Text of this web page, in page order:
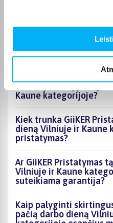
produktai šiuo metu
Kiek prekių yra GiiKER
darbo dieną Vilniuje ir
asortimente ir kokia
Pristatymas tą pačią
Kaune kategorijoje?
Kiek trunka GiiKER
dieną Vilniuje ir Kaune
pristatymas?
Ar GiiKER Pristatymas
Vilniuje ir Kaune
suteikiama garantija?
Kaip palyginti
pačią darbo dieną